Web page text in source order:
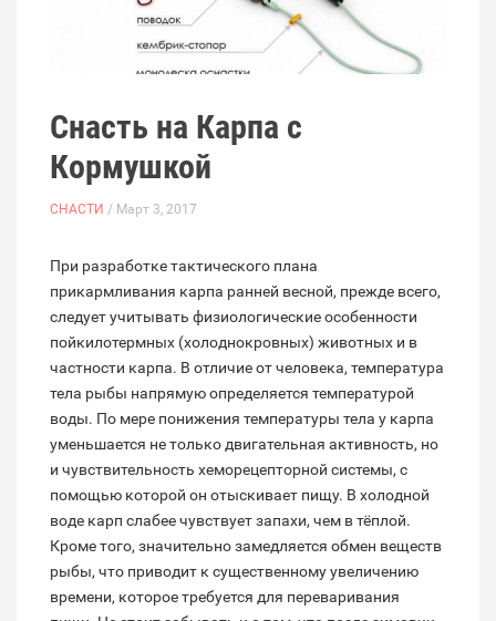
Снасть на Карпа с
Кормушкой
СНАСТИ / Март 3, 2017
При разработке тактического плана
прикармливания карпа ранней весной, прежде всего,
следует учитывать физиологические особенности
пойкилотермных (холоднокровных) животных и в
частности карпа. В отличие от человека, температура
тела рыбы напрямую определяется температурой
воды. По мере понижения температуры тела у карпа
уменьшается не только двигательная активность, но
и чувствительность хеморецепторной системы, с
помощью которой он отыскивает пищу. В холодной
воде карп слабее чувствует запахи, чем в тёплой.
Кроме того, значительно замедляется обмен веществ
рыбы, что приводит к существенному увеличению
времени, которое требуется для переваривания